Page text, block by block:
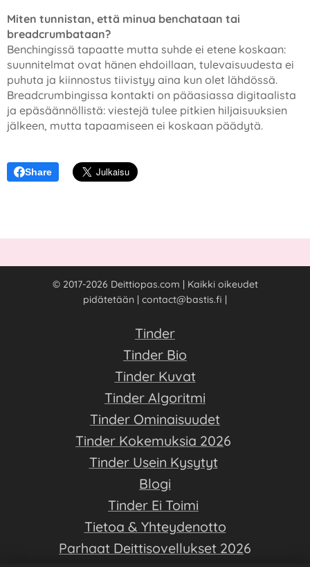
Miten tunnistan, että minua benchataan tai
breadcrumbataan?
Benchingissä tapaatte mutta suhde ei etene koskaan:
suunnitelmat ovat hänen ehdoillaan, tulevaisuudesta ei
puhuta ja kiinnostus tiivistyy aina kun olet lähdössä.
Breadcrumbingissa kontakti on pääasiassa digitaalista
ja epäsäännöllistä: viestejä tulee pitkien hiljaisuuksien
jälkeen, mutta tapaamiseen ei koskaan päädytä.
Share
© 2017-2026 Deittiopas.com | Kaikki oikeudet
pidätetään | contact@bastis.fi |
Tinder
Tinder Bio
Tinder Kuvat
Tinder Algoritmi
Tinder Ominaisuudet
Tinder Kokemuksia 2026
Tinder Usein Kysytyt
Blogi
Tinder Ei Toimi
Tietoa & Yhteydenotto
Parhaat Deittisovellukset 2026